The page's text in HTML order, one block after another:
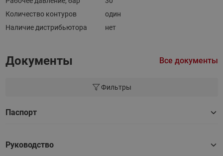
Количество контуров
один
Наличие дистрибьютора
нет
Документы Все документы
Фильтры
Паспорт
Руководство